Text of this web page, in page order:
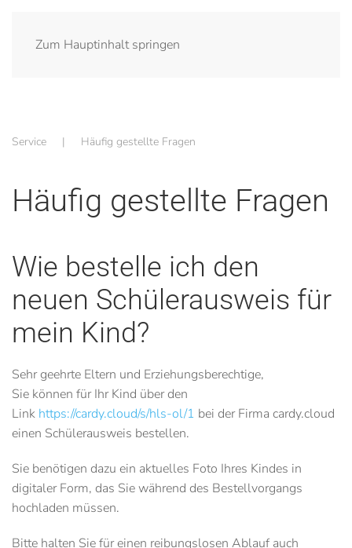
Zum Hauptinhalt springen
Service Häufig gestellte Fragen
Häufig gestellte Fragen
Wie bestelle ich den
neuen Schülerausweis für
mein Kind?
Sehr geehrte Eltern und Erziehungsberechtige,
Sie können für Ihr Kind über den
Link https://cardy.cloud/s/hls-ol/1 bei der Firma cardy.cloud
einen Schülerausweis bestellen.
Sie benötigen dazu ein aktuelles Foto Ihres Kindes in
digitaler Form, das Sie während des Bestellvorgangs
hochladen müssen.
Bitte halten Sie für einen reibungslosen Ablauf auch